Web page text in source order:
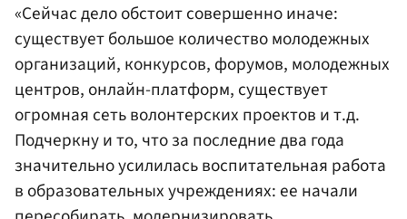
«Сейчас дело обстоит совершенно иначе:
существует большое количество молодежных
организаций, конкурсов, форумов, молодежных
центров, онлайн-платформ, существует
огромная сеть волонтерских проектов и т.д.
Подчеркну и то, что за последние два года
значительно усилилась воспитательная работа
в образовательных учреждениях: ее начали